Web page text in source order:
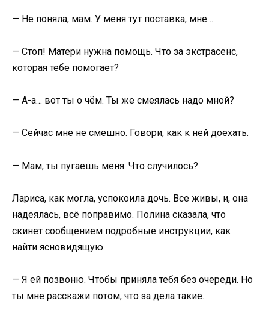
— Не поняла, мам. У меня тут поставка, мне…
— Стоп! Матери нужна помощь. Что за экстрасенс,
которая тебе помогает?
— А-а… вот ты о чём. Ты же смеялась надо мной?
— Сейчас мне не смешно. Говори, как к ней доехать.
— Мам, ты пугаешь меня. Что случилось?
Лариса, как могла, успокоила дочь. Все живы, и, она
надеялась, всё поправимо. Полина сказала, что
скинет сообщением подробные инструкции, как
найти ясновидящую.
— Я ей позвоню. Чтобы приняла тебя без очереди. Но
ты мне расскажи потом, что за дела такие.